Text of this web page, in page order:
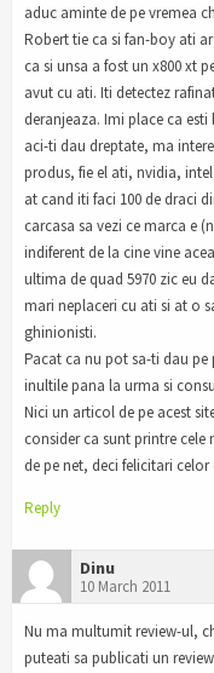
aduc aminte de pe vremea
Robert tie ca si fan-boy ati
ca si unsa a fost un x800 xt
avut cu ati. Iti detectez
deranjeaza. Imi place ca
aci-ti dau dreptate, ma
produs, fie el ati, nvidia,
at cand iti faci 100 de draci
carcasa sa vezi ce marca e
indiferent de la cine vine
ultima de quad 5970 zic eu
mari neplaceri cu ati si at o
ghinionisti.
Pacat ca nu pot sa-ti dau
inultile pana la urma si
Nici un articol de pe acest
consider ca sunt printre
de pe net, deci felicitari celor
Reply
Dinu
10 March 2011
Nu ma multumit review-ul,
puteati sa publicati un